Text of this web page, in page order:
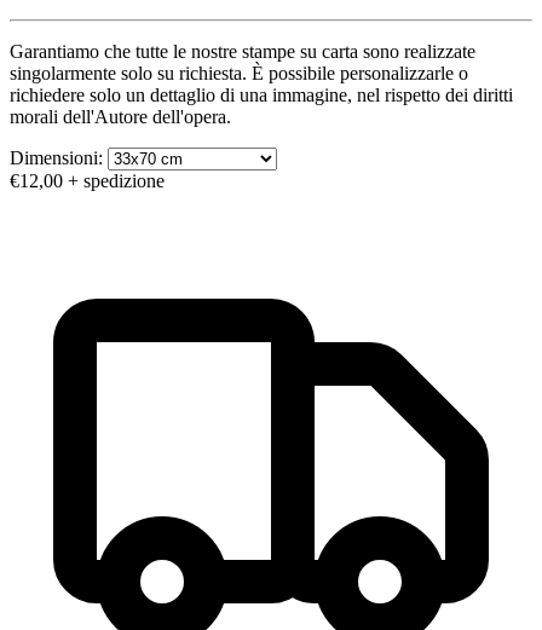
Garantiamo che tutte le nostre stampe su carta sono realizzate
singolarmente solo su richiesta. È possibile personalizzarle o
richiedere solo un dettaglio di una immagine, nel rispetto dei diritti
morali dell'Autore dell'opera.
Dimensioni:
€12,00 + spedizione